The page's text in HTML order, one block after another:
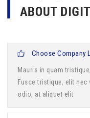
ABOUT
Choose Company
Mauris in quam
Fusce tristique, elit
odio, at aliquet elit